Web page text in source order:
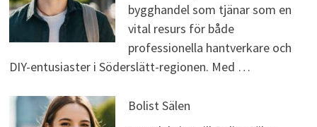
bygghandel som tjänar som en
vital resurs för både
professionella hantverkare och
DIY-entusiaster i Söderslätt-regionen. Med …
Bolist Sälen